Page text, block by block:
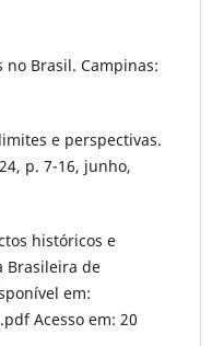
no Brasil. Campinas:
e perspectivas.
p. 7-16, junho,
históricos e
Brasileira de
em:
Acesso em: 20